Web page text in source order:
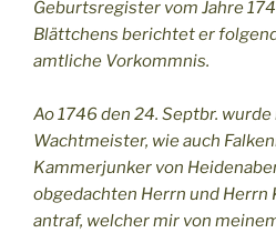
Geburtsregister vom Jahre
Blättchens berichtet er
amtliche Vorkommnis.
Ao 1746 den 24. Septbr.
Wachtmeister, wie auch
Kammerjunker von
obgedachten Herrn und Herrn
antraf, welcher mir von